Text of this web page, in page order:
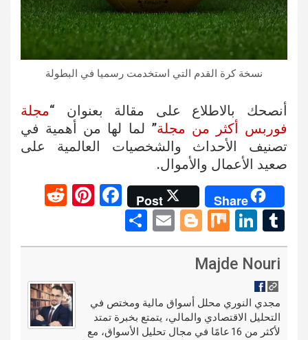
نسخة كرة القدم التي استخدمت رسميا في البطولة
أنصحك بالاطلاع على مقالة بعنوان “مجلة
فوربس أكثر من مجلة” لما لها من أهمية في
تصنيف الأحداث والشخصيات العالمية على
صعيد الأعمال والأموال.
Share
Post
F
ce
o
k
Pi
er
t
d
t
T
u
m
bl
r
Li
n
ke
n
M
ix
Bl
o
er
E
m
h
Majde Nouri
مجدي النوري محلل أسواق مالية ومختص في
التحليل الاقتصادي والمالي، يتمتع بخبرة تمتد
لأكثر من 16 عامًا في مجال تحليل الأسواق، مع